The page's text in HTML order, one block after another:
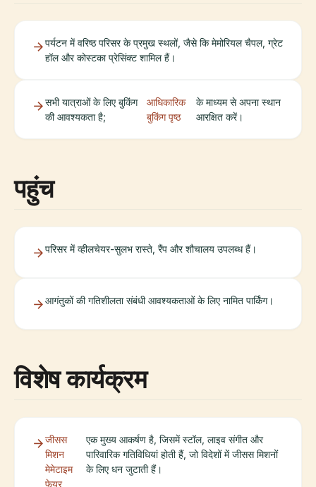
पर्यटन में वरिष्ठ परिसर के प्रमुख स्थलों, जैसे कि मेमोरियल चैपल, ग्रेट
हॉल और कोस्टका प्रेसिंक्ट शामिल हैं।
सभी यात्राओं के लिए बुकिंग
की आवश्यकता है;
आधिकारिक
बुकिंग पृष्ठ
के माध्यम से अपना स्थान
आरक्षित करें।
पहुंच
परिसर में व्हीलचेयर-सुलभ रास्ते, रैंप और शौचालय उपलब्ध हैं।
आगंतुकों की गतिशीलता संबंधी आवश्यकताओं के लिए नामित पार्किंग।
विशेष कार्यक्रम
जीसस
मिशन
मेमेटाइम
फेयर
एक मुख्य आकर्षण है, जिसमें स्टॉल, लाइव संगीत और
पारिवारिक गतिविधियां होती हैं, जो विदेशों में जीसस मिशनों
के लिए धन जुटाती हैं।